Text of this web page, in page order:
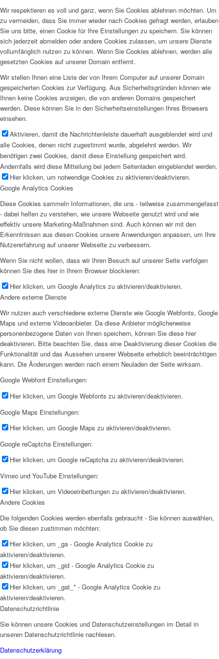
Wir respektieren es voll und ganz, wenn Sie Cookies ablehnen möchten. Um
zu vermeiden, dass Sie immer wieder nach Cookies gefragt werden, erlauben
Sie uns bitte, einen Cookie für Ihre Einstellungen zu speichern. Sie können
sich jederzeit abmelden oder andere Cookies zulassen, um unsere Dienste
vollumfänglich nutzen zu können. Wenn Sie Cookies ablehnen, werden alle
gesetzten Cookies auf unserer Domain entfernt.
Wir stellen Ihnen eine Liste der von Ihrem Computer auf unserer Domain
gespeicherten Cookies zur Verfügung. Aus Sicherheitsgründen können wie
Ihnen keine Cookies anzeigen, die von anderen Domains gespeichert
werden. Diese können Sie in den Sicherheitseinstellungen Ihres Browsers
einsehen.
Aktivieren, damit die Nachrichtenleiste dauerhaft ausgeblendet wird und
alle Cookies, denen nicht zugestimmt wurde, abgelehnt werden. Wir
benötigen zwei Cookies, damit diese Einstellung gespeichert wird.
Andernfalls wird diese Mitteilung bei jedem Seitenladen eingeblendet werden.
Hier klicken, um notwendige Cookies zu aktivieren/deaktivieren.
Google Analytics Cookies
Diese Cookies sammeln Informationen, die uns - teilweise zusammengefasst
- dabei helfen zu verstehen, wie unsere Webseite genutzt wird und wie
effektiv unsere Marketing-Maßnahmen sind. Auch können wir mit den
Erkenntnissen aus diesen Cookies unsere Anwendungen anpassen, um Ihre
Nutzererfahrung auf unserer Webseite zu verbessern.
Wenn Sie nicht wollen, dass wir Ihren Besuch auf unserer Seite verfolgen
können Sie dies hier in Ihrem Browser blockieren:
Hier klicken, um Google Analytics zu aktivieren/deaktivieren.
Andere externe Dienste
Wir nutzen auch verschiedene externe Dienste wie Google Webfonts, Google
Maps und externe Videoanbieter. Da diese Anbieter möglicherweise
personenbezogene Daten von Ihnen speichern, können Sie diese hier
deaktivieren. Bitte beachten Sie, dass eine Deaktivierung dieser Cookies die
Funktionalität und das Aussehen unserer Webseite erheblich beeinträchtigen
kann. Die Änderungen werden nach einem Neuladen der Seite wirksam.
Google Webfont Einstellungen:
Hier klicken, um Google Webfonts zu aktivieren/deaktivieren.
Google Maps Einstellungen:
Hier klicken, um Google Maps zu aktivieren/deaktivieren.
Google reCaptcha Einstellungen:
Hier klicken, um Google reCaptcha zu aktivieren/deaktivieren.
Vimeo und YouTube Einstellungen:
Hier klicken, um Videoeinbettungen zu aktivieren/deaktivieren.
Andere Cookies
Die folgenden Cookies werden ebenfalls gebraucht - Sie können auswählen,
ob Sie diesen zustimmen möchten:
Hier klicken, um _ga - Google Analytics Cookie zu
aktivieren/deaktivieren.
Hier klicken, um _gid - Google Analytics Cookie zu
aktivieren/deaktivieren.
Hier klicken, um _gat_* - Google Analytics Cookie zu
aktivieren/deaktivieren.
Datenschutzrichtlinie
Sie können unsere Cookies und Datenschutzeinstellungen im Detail in
unseren Datenschutzrichtlinie nachlesen.
Datenschutzerklärung